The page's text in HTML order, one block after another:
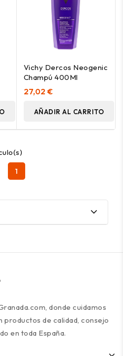
Vichy Dercos Neogenic
Champú 400Ml
27,02 €
AÑADIR AL CARRITO
1
donde cuidamos
productos de calidad, consejo
en toda España.